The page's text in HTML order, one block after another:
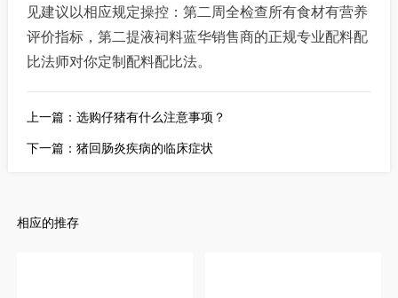
见建议以相应规定操控：第二周全检查所有食材有营养
评价指标，第二提液祠料蓝华销售商的正规专业配料配
比法师对你定制配料配比法。
上一篇：选购仔猪有什么注意事项？
下一篇：猪回肠炎疾病的临床症状
相应的推存